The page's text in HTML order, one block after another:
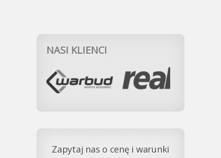
NASI KLIENCI
Zapytaj nas o cenę i warunki